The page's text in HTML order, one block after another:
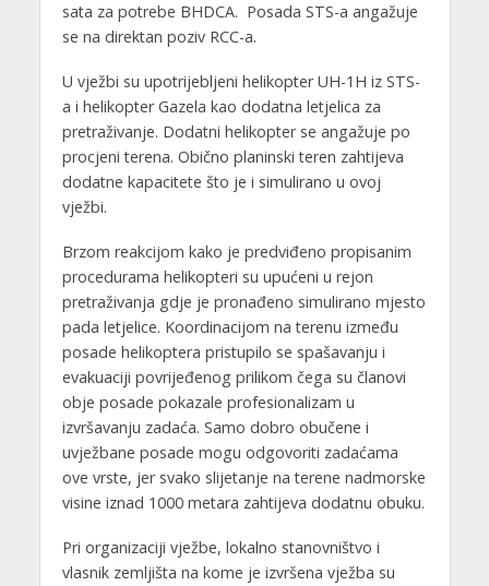
sata za potrebe BHDCA. Posada STS-a angažuje
se na direktan poziv RCC-a.
U vježbi su upotrijebljeni helikopter UH-1H iz STS-
a i helikopter Gazela kao dodatna letjelica za
pretraživanje. Dodatni helikopter se angažuje po
procjeni terena. Obično planinski teren zahtijeva
dodatne kapacitete što je i simulirano u ovoj
vježbi.
Brzom reakcijom kako je predviđeno propisanim
procedurama helikopteri su upućeni u rejon
pretraživanja gdje je pronađeno simulirano mjesto
pada letjelice. Koordinacijom na terenu između
posade helikoptera pristupilo se spašavanju i
evakuaciji povrijeđenog prilikom čega su članovi
obje posade pokazale profesionalizam u
izvršavanju zadaća. Samo dobro obučene i
uvježbane posade mogu odgovoriti zadaćama
ove vrste, jer svako slijetanje na terene nadmorske
visine iznad 1000 metara zahtijeva dodatnu obuku.
Pri organizaciji vježbe, lokalno stanovništvo i
vlasnik zemljišta na kome je izvršena vježba su